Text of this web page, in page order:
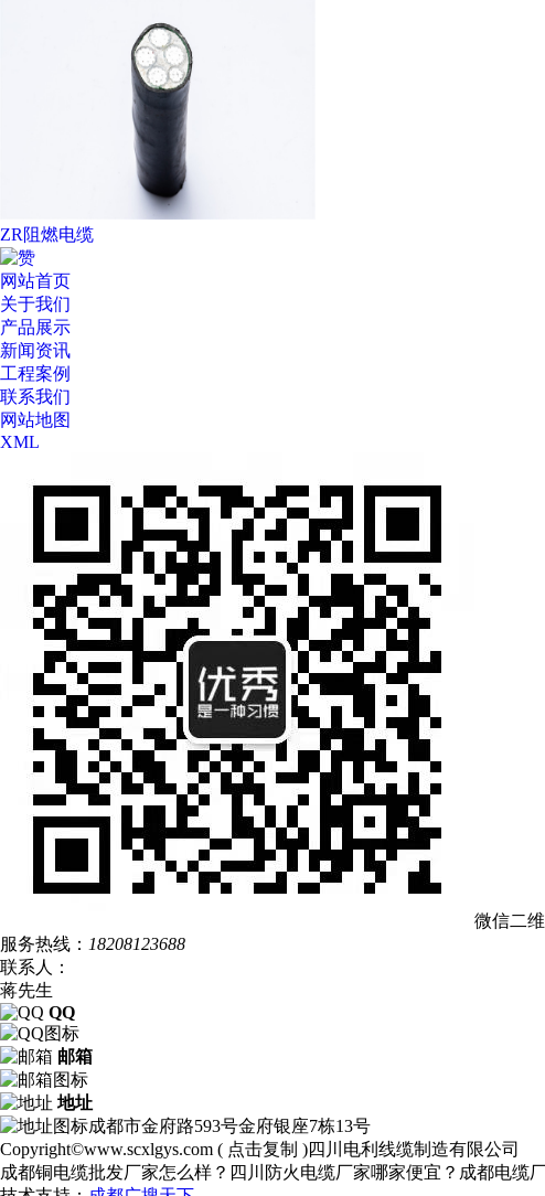
ZR阻燃电缆
网站首页
关于我们
产品展示
新闻资讯
工程案例
联系我们
网站地图
XML
微信二
服务热线： 18208123688
联系人：
蒋先生
QQ
邮箱
地址
成都市金府路593号金府银座7栋13号
Copyright©www.scxlgys.com ( 点击复制 )四川电利线缆制造有限公司
成都铜电缆批发厂家怎么样？四川防火电缆厂家哪家便宜？成都电